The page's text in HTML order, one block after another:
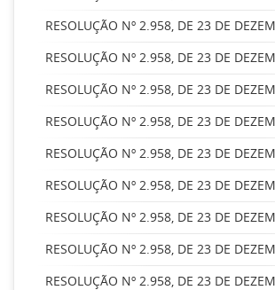
RESOLUÇÃO Nº 2.958, DE 23 DE
RESOLUÇÃO Nº 2.958, DE 23 DE
RESOLUÇÃO Nº 2.958, DE 23 DE
RESOLUÇÃO Nº 2.958, DE 23 DE
RESOLUÇÃO Nº 2.958, DE 23 DE
RESOLUÇÃO Nº 2.958, DE 23 DE
RESOLUÇÃO Nº 2.958, DE 23 DE
RESOLUÇÃO Nº 2.958, DE 23 DE
RESOLUÇÃO Nº 2.958, DE 23 DE